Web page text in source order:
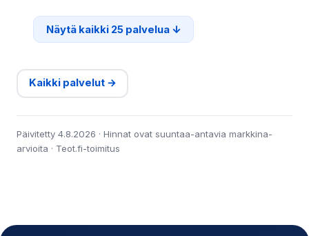
Näytä kaikki 25 palvelua
Kaikki palvelut →
Päivitetty 4.8.2026 · Hinnat ovat suuntaa-antavia markkina-
arvioita · Teot.fi-toimitus